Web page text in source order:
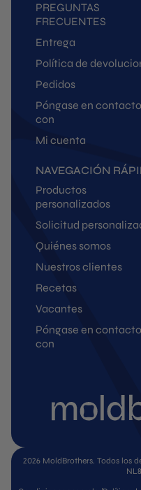
PREGUNTAS
FRECUENTES
Entrega
Política de
Pedidos
Póngase en contacto
con
Mi cuenta
NAVEGACIÓN
Productos
personalizados
Solicitud
Quiénes somos
Nuestros clientes
Recetas
Vacantes
Póngase en contacto
con
2026 MoldBrothers. Todos los